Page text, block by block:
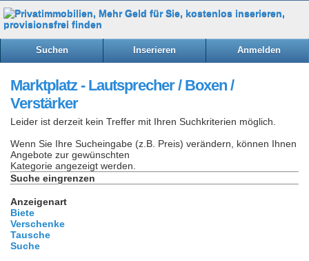
Suchen Inserieren Anmelden
Marktplatz - Lautsprecher / Boxen /
Verstärker
Leider ist derzeit kein Treffer mit Ihren Suchkriterien möglich.
Wenn Sie Ihre Sucheingabe (z.B. Preis) verändern, können Ihnen
Angebote zur gewünschten
Kategorie angezeigt werden.
Suche eingrenzen
Anzeigenart
Biete
Verschenke
Tausche
Suche